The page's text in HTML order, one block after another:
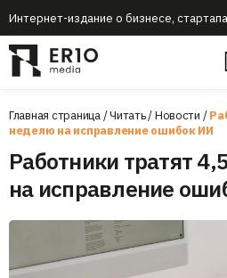
Интернет-издание о бизнесе,
Главная страница/Читать/Новости /
неделю на исправление ошибок ИИ
Работники тратят
на исправление